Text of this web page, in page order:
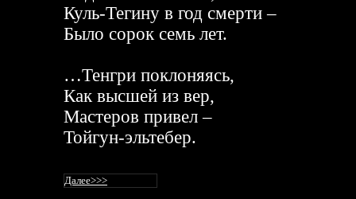
Куль-Тегину в год смерти –
Было сорок семь лет.
…Тенгри поклоняясь,
Как высшей из вер,
Мастеров привел –
Тойгун-эльтебер.
Далее>>>